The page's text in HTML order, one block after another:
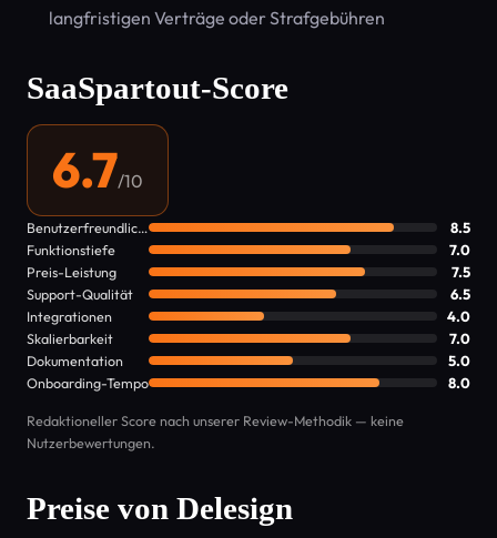
langfristigen Verträge oder Strafgebühren
SaaSpartout-Score
6.7/10
Benutzerfreundlichkeit
8.5
Funktionstiefe
7.0
Preis-Leistung
7.5
Support-Qualität
6.5
Integrationen
4.0
Skalierbarkeit
7.0
Dokumentation
5.0
Onboarding-Tempo
8.0
Redaktioneller Score nach unserer Review-Methodik — keine
Nutzerbewertungen.
Preise von Delesign